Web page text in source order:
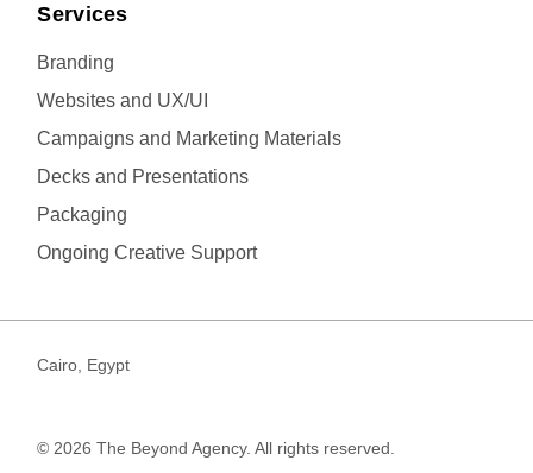
Services
Branding
Websites and UX/UI
Campaigns and Marketing Materials
Decks and Presentations
Packaging
Ongoing Creative Support
Cairo, Egypt
© 2026 The Beyond Agency. All rights reserved.